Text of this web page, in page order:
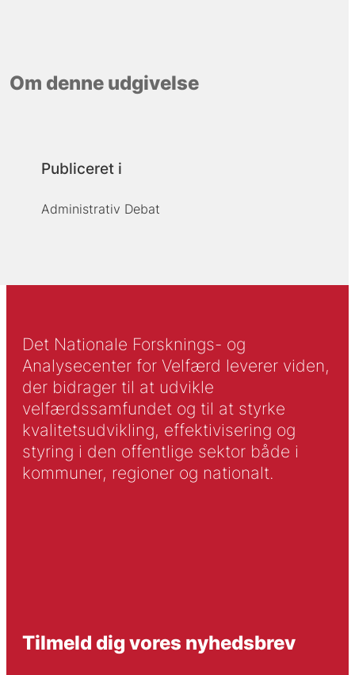
Om denne udgivelse
Publiceret i
Administrativ Debat
Det Nationale Forsknings- og
Analysecenter for Velfærd leverer viden,
der bidrager til at udvikle
velfærdssamfundet og til at styrke
kvalitetsudvikling, effektivisering og
styring i den offentlige sektor både i
kommuner, regioner og nationalt.
Tilmeld dig vores nyhedsbrev